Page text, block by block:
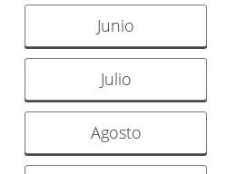
Junio
Julio
Agosto